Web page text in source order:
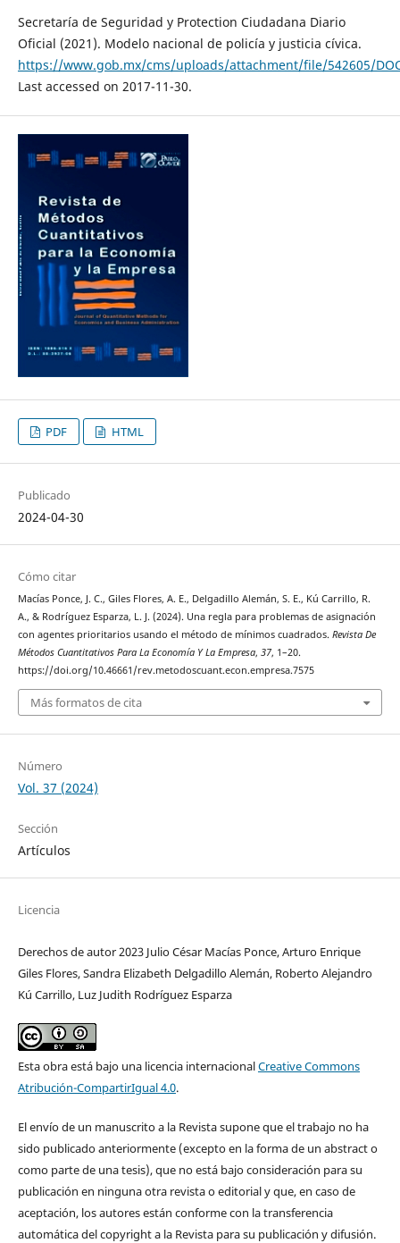
Secretaría de Seguridad y Protection Ciudadana Diario
Oficial (2021). Modelo nacional de policía y justicia cívica.
https://www.gob.mx/cms/uploads/attachment/file/542605/
Last accessed on 2017-11-30.
PDF HTML
Publicado
2024-04-30
Cómo citar
Macías Ponce, J. C., Giles Flores, A. E., Delgadillo Alemán, S. E., Kú Carrillo, R.
A., & Rodríguez Esparza, L. J. (2024). Una regla para problemas de asignación
con agentes prioritarios usando el método de mínimos cuadrados. Revista De
Métodos Cuantitativos Para La Economía Y La Empresa, 37, 1–20.
https://doi.org/10.46661/rev.metodoscuant.econ.empresa.7575
Más formatos de cita
Número
Vol. 37 (2024)
Sección
Artículos
Licencia
Derechos de autor 2023 Julio César Macías Ponce, Arturo Enrique
Giles Flores, Sandra Elizabeth Delgadillo Alemán, Roberto Alejandro
Kú Carrillo, Luz Judith Rodríguez Esparza
Esta obra está bajo una licencia internacionalCreative Commons
Atribución-CompartirIgual 4.0.
El envío de un manuscrito a la Revista supone que el trabajo no ha
sido publicado anteriormente (excepto en la forma de un abstract o
como parte de una tesis), que no está bajo consideración para su
publicación en ninguna otra revista o editorial y que, en caso de
aceptación, los autores están conforme con la transferencia
automática del copyright a la Revista para su publicación y difusión.